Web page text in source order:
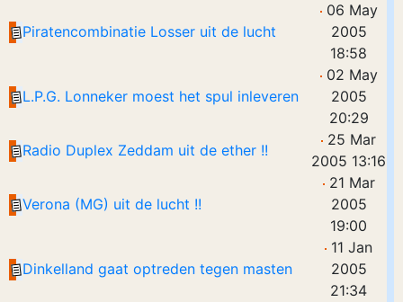
Piratencombinatie Losser uit de lucht
06 May
2005
18:58
L.P.G. Lonneker moest het spul inleveren
02 May
2005
20:29
Radio Duplex Zeddam uit de ether !!
25 Mar
2005 13:16
Verona (MG) uit de lucht !!
21 Mar
2005
19:00
Dinkelland gaat optreden tegen masten
11 Jan
2005
21:34